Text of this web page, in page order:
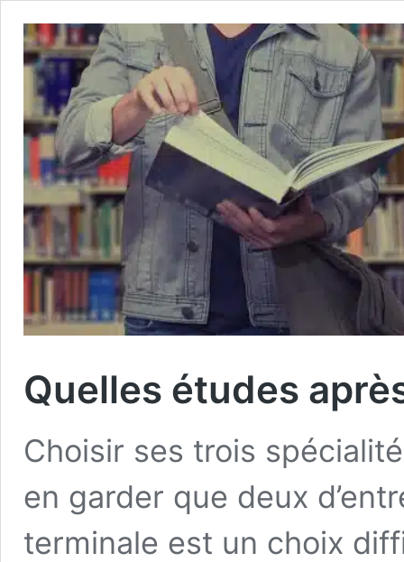
Quelles études
Choisir ses trois
en garder que deux
terminale est un choix